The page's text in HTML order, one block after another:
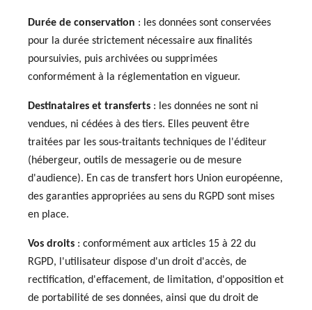
Durée de conservation : les données sont conservées
pour la durée strictement nécessaire aux finalités
poursuivies, puis archivées ou supprimées
conformément à la réglementation en vigueur.
Destinataires et transferts : les données ne sont ni
vendues, ni cédées à des tiers. Elles peuvent être
traitées par les sous-traitants techniques de l'éditeur
(hébergeur, outils de messagerie ou de mesure
d'audience). En cas de transfert hors Union européenne,
des garanties appropriées au sens du RGPD sont mises
en place.
Vos droits : conformément aux articles 15 à 22 du
RGPD, l'utilisateur dispose d'un droit d'accès, de
rectification, d'effacement, de limitation, d'opposition et
de portabilité de ses données, ainsi que du droit de